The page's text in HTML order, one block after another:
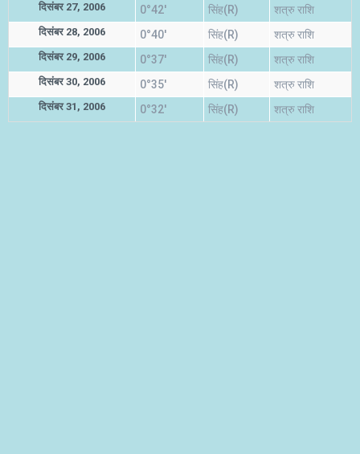
दिसंबर 27, 2006 0°42' सिंह(R) शत्रु राशि
दिसंबर 28, 2006 0°40' सिंह(R) शत्रु राशि
दिसंबर 29, 2006 0°37' सिंह(R) शत्रु राशि
दिसंबर 30, 2006 0°35' सिंह(R) शत्रु राशि
दिसंबर 31, 2006 0°32' सिंह(R) शत्रु राशि